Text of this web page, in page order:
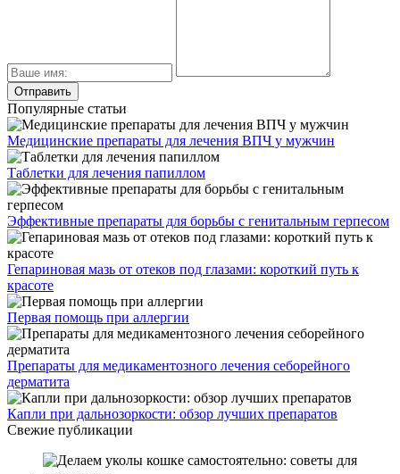
Популярные статьи
Медицинские препараты для лечения ВПЧ у мужчин
Таблетки для лечения папиллом
Эффективные препараты для борьбы с генитальным герпесом
Гепариновая мазь от отеков под глазами: короткий путь к
красоте
Первая помощь при аллергии
Препараты для медикаментозного лечения себорейного
дерматита
Капли при дальнозоркости: обзор лучших препаратов
Свежие публикации